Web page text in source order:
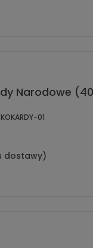
Narodowe
01
dostawy)